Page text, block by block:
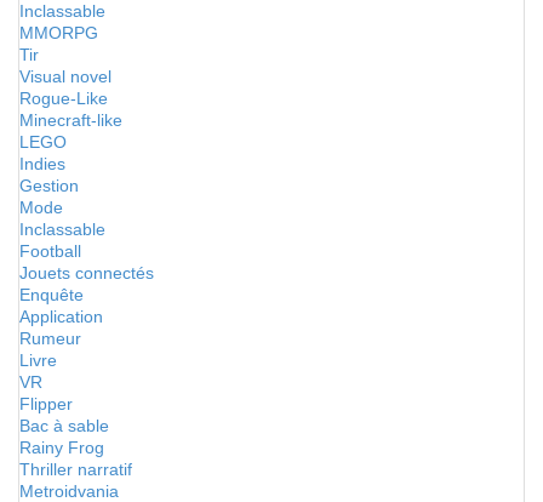
Inclassable
MMORPG
Tir
Visual novel
Rogue-Like
Minecraft-like
LEGO
Indies
Gestion
Mode
Inclassable
Football
Jouets connectés
Enquête
Application
Rumeur
Livre
VR
Flipper
Bac à sable
Rainy Frog
Thriller narratif
Metroidvania